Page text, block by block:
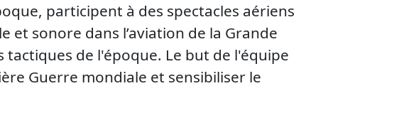
participent à des spectacles aériens
et sonore dans l’aviation de la Grande
de l'époque. Le but de l'équipe
Guerre mondiale et sensibiliser le